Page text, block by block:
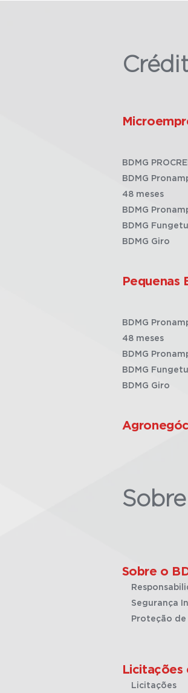
BDMG
BDMG
48 meses
BDMG
BDMG
BDMG Giro
Pequenas
BDMG
48 meses
BDMG
BDMG
BDMG Giro
Sobre o
Segurança
Proteção
Licitações
Licitações